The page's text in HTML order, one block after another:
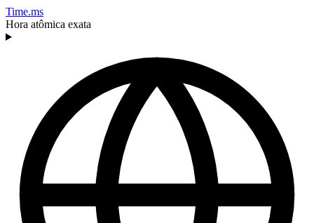
Time.ms
Hora atômica exata